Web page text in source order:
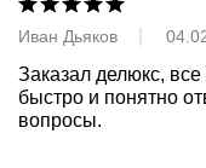
Иван Дьяков
Заказал делюкс,
быстро и понятно
вопросы.